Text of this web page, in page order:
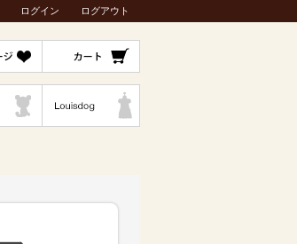
ログアウト
ログイン